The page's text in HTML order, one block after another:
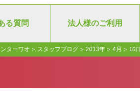
る質問 法人様のご利用
ターワオ > スタッフブログ > 2013年 > 4月 > 16日